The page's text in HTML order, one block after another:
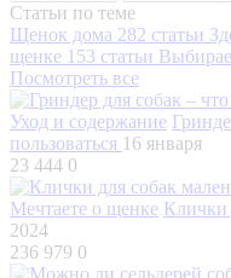
Статьи по теме
Щенок дома 282 статьи
щенке 153 статьи
Посмотреть все
Уход и содержание
пользоваться 16 января
23 444 0
Мечтаете о щенке Клички
2024
236 979 0